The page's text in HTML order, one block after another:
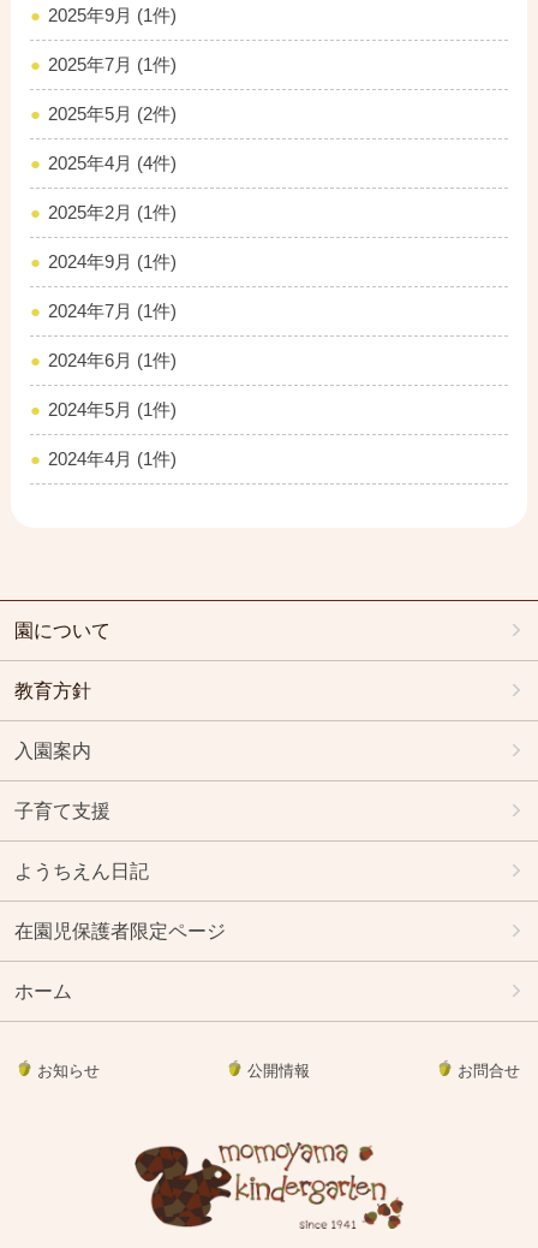
2025年9月 (1件)
2025年7月 (1件)
2025年5月 (2件)
2025年4月 (4件)
2025年2月 (1件)
2024年9月 (1件)
2024年7月 (1件)
2024年6月 (1件)
2024年5月 (1件)
2024年4月 (1件)
園について
教育方針
入園案内
子育て支援
ようちえん日記
在園児保護者限定ページ
ホーム
お知らせ 公開情報 お問合せ